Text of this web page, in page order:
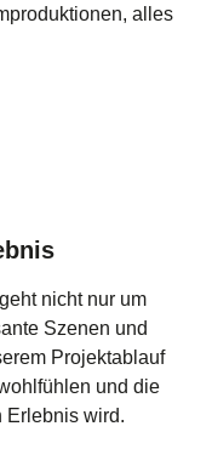
alles
nicht nur um
Szenen und
Projektablauf
und die
Erlebnis wird.